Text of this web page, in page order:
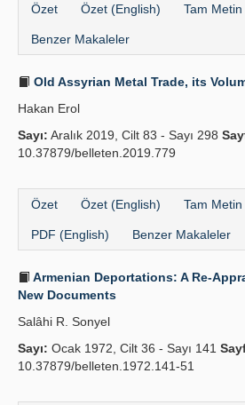
Özet Özet (English) Tam Metin
Benzer Makaleler
Old Assyrian Metal Trade, its
Hakan Erol
Sayı: Aralık 2019, Cilt 83 - Sayı 298
10.37879/belleten.2019.779
Özet Özet (English) Tam
PDF (English) Benzer Makaleler
Armenian Deportations: A Re-
New Documents
Salâhi R. Sonyel
Sayı: Ocak 1972, Cilt 36 - Sayı 141
10.37879/belleten.1972.141-51